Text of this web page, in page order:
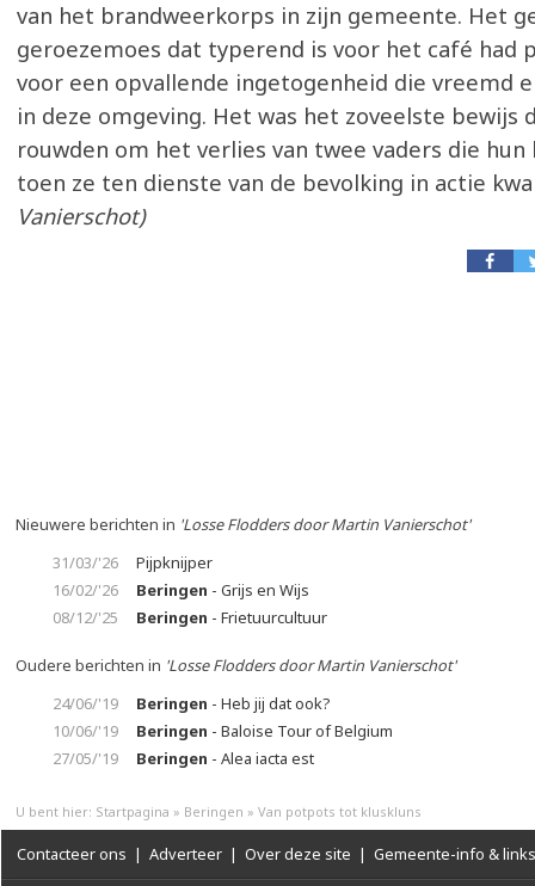
van het brandweerkorps in zijn gemeente. Het
geroezemoes dat typerend is voor het café had
voor een opvallende ingetogenheid die vreemd
in deze omgeving. Het was het zoveelste bewijs
rouwden om het verlies van twee vaders die hun
toen ze ten dienste van de bevolking in actie
Vanierschot)
Nieuwere berichten in 'Losse Flodders door Martin Vanierschot'
31/03/'26
Pijpknijper
16/02/'26
Beringen - Grijs en Wijs
08/12/'25
Beringen - Frietuurcultuur
Oudere berichten in 'Losse Flodders door Martin Vanierschot'
24/06/'19
Beringen - Heb jij dat ook?
10/06/'19
Beringen - Baloise Tour of Belgium
27/05/'19
Beringen - Alea iacta est
U bent hier: Startpagina » Beringen » Van potpots tot kluskluns
Contacteer ons | Adverteer | Over deze site | Gemeente-info & links